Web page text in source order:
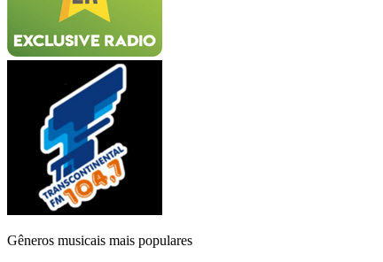
Gêneros musicais mais populares